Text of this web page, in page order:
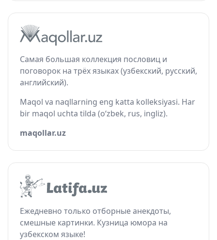
Самая большая коллекция пословиц и
поговорок на трёх языках (узбекский, русский,
английский).
Maqol va naqllarning eng katta kolleksiyasi. Har
bir maqol uchta tilda (o‘zbek, rus, ingliz).
maqollar.uz
Ежедневно только отборные анекдоты,
смешные картинки. Кузница юмора на
узбекском языке!